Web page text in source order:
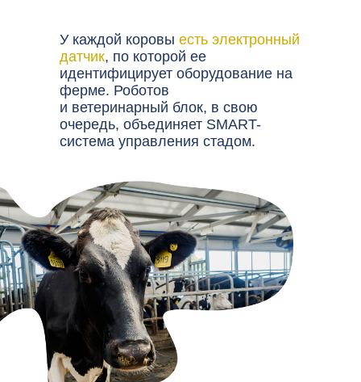
У каждой коровы есть электронный
датчик, по которой ее
идентифицирует оборудование на
ферме. Роботов
и ветеринарный блок, в свою
очередь, объединяет SMART-
система управления стадом.